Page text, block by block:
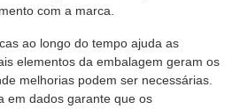
com a marca.
ao longo do tempo ajuda as
elementos da embalagem geram os
melhorias podem ser necessárias.
em dados garante que os